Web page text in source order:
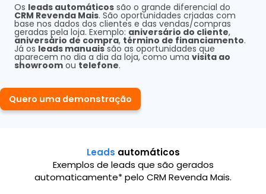
Os leads automáticos são o grande diferencial do
CRM Revenda Mais. São oportunidades criadas com
base nos dados dos clientes e das vendas/compras
geradas pela loja. Exemplo: aniversário do cliente,
aniversário de compra, término de financiamento.
Já os leads manuaissão as oportunidades que
aparecem no dia a dia da loja, como uma visita ao
showroom ou telefone.
Quero uma demonstração
Leads automáticos
Exemplos de leads que são gerados
automaticamente* pelo CRM Revenda Mais.